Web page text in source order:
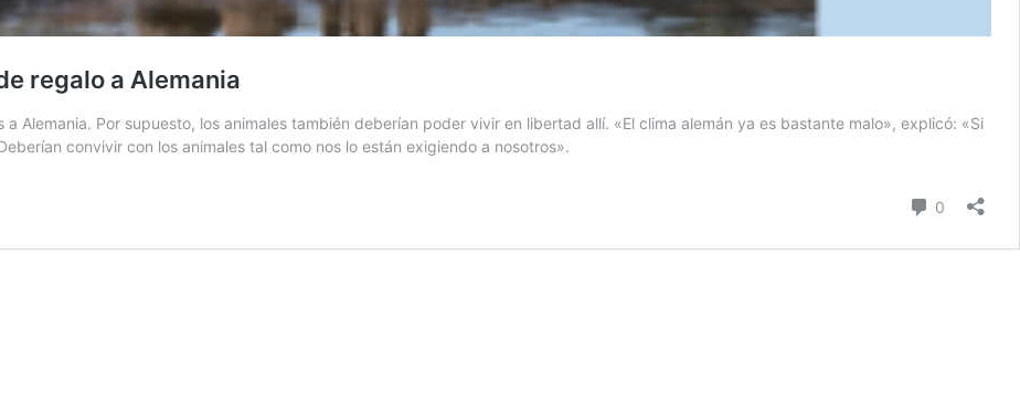
regalo a Alemania
Alemania. Por supuesto, los animales también deberían poder vivir en libertad allí. «El clima alemán ya es bastante malo», explicó: «Si
convivir con los animales tal como nos lo están exigiendo a nosotros».
0